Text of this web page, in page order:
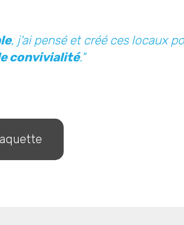
, j'ai pensé et créé ces locaux
convivialité."